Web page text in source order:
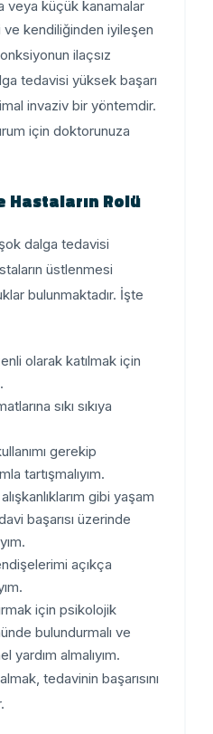
veya küçük kanamalar
kendiliğinden iyileşen
ilaçsız
tedavisi yüksek başarı
invaziv bir yöntemdir.
için doktorunuza
Hastaların Rolü
dalga tedavisi
üstlenmesi
bulunmaktadır. İşte
olarak katılmak için
sıkı sıkıya
gerekip
tartışmalıyım.
gibi yaşam
başarısı üzerinde
açıkça
.
için psikolojik
bulundurmalı ve
almalıyım.
tedavinin başarısını